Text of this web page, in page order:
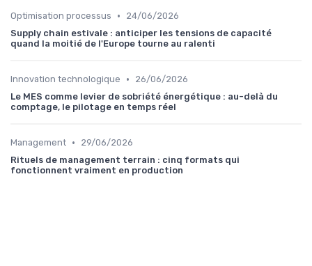
Optimisation processus •
24/06/2026
Supply chain estivale : anticiper les tensions de capacité
quand la moitié de l'Europe tourne au ralenti
Innovation technologique •
26/06/2026
Le MES comme levier de sobriété énergétique : au-delà du
comptage, le pilotage en temps réel
Management •
29/06/2026
Rituels de management terrain : cinq formats qui
fonctionnent vraiment en production